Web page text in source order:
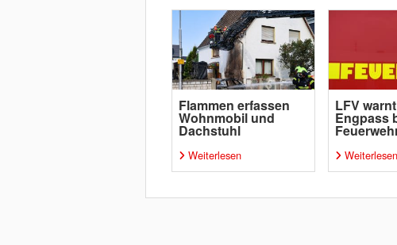
Flammen erfassen
Wohnmobil und
Dachstuhl
Weiterlesen
LFV
Engpass
Weiterlesen